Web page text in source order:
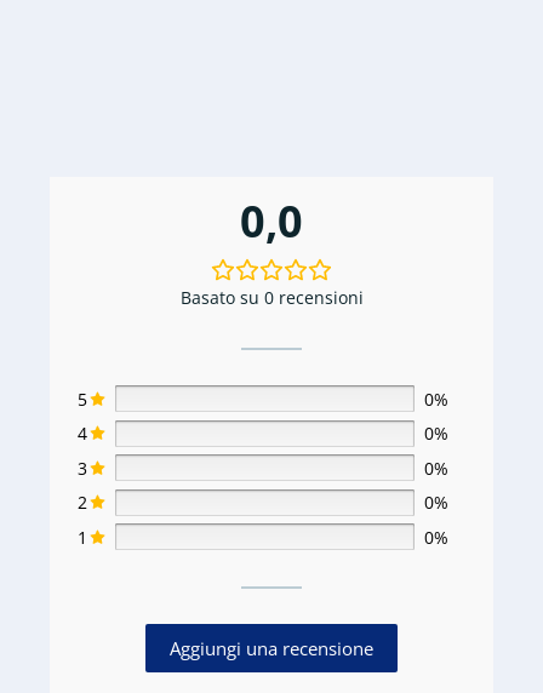
0,0
Basato su 0 recensioni
5
0%
4
0%
3
0%
2
0%
1
0%
Aggiungi una recensione